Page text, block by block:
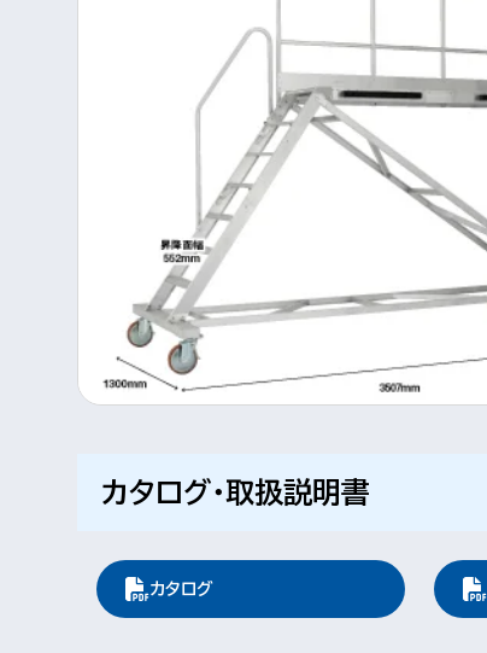
カタログ・取扱説明書
カタログ